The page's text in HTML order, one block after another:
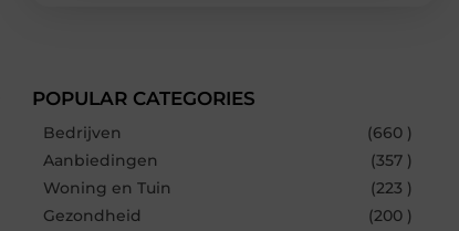
POPULAR CATEGORIES
Bedrijven
(660 )
Aanbiedingen
(357 )
Woning en Tuin
(223 )
Gezondheid
(200 )